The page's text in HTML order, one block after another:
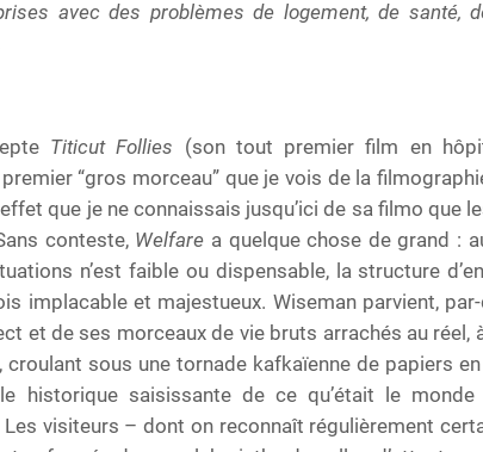
avec des problèmes de logement, de santé,
Titicut Follies (son tout premier film en
“gros morceau” que je vois de la
que je ne connaissais jusqu’ici de sa filmo que
conteste, Welfare a quelque chose de grand :
n’est faible ou dispensable, la structure
implacable et majestueux. Wiseman parvient,
et de ses morceaux de vie bruts arrachés au réel,
croulant sous une tornade kafkaïenne de papiers
historique saisissante de ce qu’était le
visiteurs – dont on reconnaît régulièrement